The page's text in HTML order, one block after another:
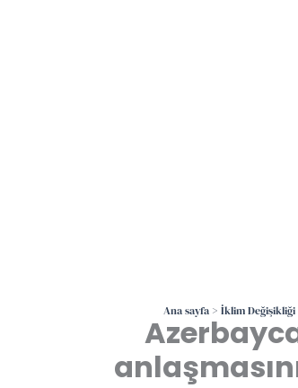
Ana sayfa İklim Değişikliği